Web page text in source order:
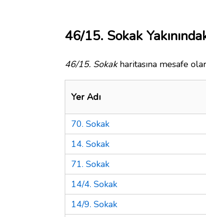
46/15. Sokak
46/15. Sokakharitasına mesafe
Yer Adı
70. Sokak
14. Sokak
71. Sokak
14/4. Sokak
14/9. Sokak